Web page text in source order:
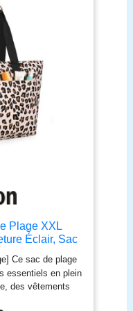
vos besoins tels
écouteurs,
parapluie, etc.
pour femme offre
besoins. Il
un grand sac de
un sac de
pour le shopping,
l'enseignement, le
adorable et
élégant, adorable
Plage XXL
Éclair, Sac
de Plage
de Grande
Shopping,
Gym
Ce sac de plage
essentiels en plein
des vêtements